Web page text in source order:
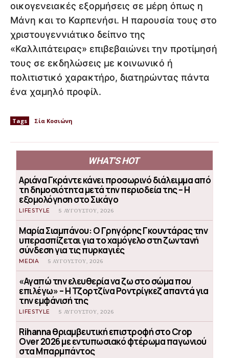
οικογενειακές εξορμήσεις σε μέρη όπως η
Μάνη και το Καρπενήσι. Η παρουσία τους στο
χριστουγεννιάτικο δείπνο της
«Καλλιπάτειρας» επιβεβαιώνει την προτίμησή
τους σε εκδηλώσεις με κοινωνικό ή
πολιτιστικό χαρακτήρο, διατηρώντας πάντα
ένα χαμηλό προφίλ.
Tags Σία Κοσιώνη
WHAT'S HOT
Αριάνα Γκράντε κάνει προσωρινό διάλειμμα από
τη δημοσιότητα μετά την περιοδεία της – Η
εξομολόγηση στο Σικάγο
LIFESTYLE 5 ΑΥΓΟΎΣΤΟΥ, 2026
Μαρία Σιαμπάνου: Ο Γρηγόρης Γκουντάρας την
υπερασπίζεται για το χαμόγελο στη ζωντανή
σύνδεση για τις πυρκαγιές
MEDIA 5 ΑΥΓΟΎΣΤΟΥ, 2026
«Αγαπώ την ελευθερία να ζω στο σώμα που
επιλέγω» – Η Τζορτζίνα Ροντρίγκεζ απαντά για
την εμφάνισή της
LIFESTYLE 5 ΑΥΓΟΎΣΤΟΥ, 2026
Rihanna θριαμβευτική επιστροφή στο Crop
Over 2026 με εντυπωσιακό φτέρωμα παγωνιού
στα Μπαρμπάντος